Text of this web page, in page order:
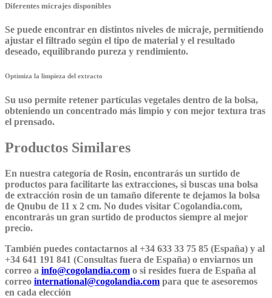
Diferentes micrajes disponibles
Se puede encontrar en distintos niveles de micraje, permitiendo
ajustar el filtrado según el tipo de material y el resultado
deseado, equilibrando pureza y rendimiento.
Optimiza la limpieza del extracto
Su uso permite retener partículas vegetales dentro de la bolsa,
obteniendo un concentrado más limpio y con mejor textura tras
el prensado.
Productos Similares
En nuestra categoría de Rosin, encontrarás un surtido de
productos para facilitarte las extracciones, si buscas una bolsa
de extracción rosin de un tamaño diferente te dejamos la bolsa
de Qnubu de 11 x 2 cm. No dudes visitar Cogolandia.com,
encontrarás un gran surtido de productos siempre al mejor
precio.
También puedes contactarnos al +34 633 33 75 85 (España) y al
+34 641 191 841 (Consultas fuera de España) o enviarnos un
correo a info@cogolandia.com o si resides fuera de España al
correo international@cogolandia.com para que te asesoremos
en cada elección